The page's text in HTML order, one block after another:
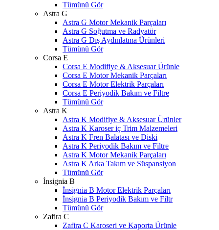
Tümünü Gör
Astra G
Astra G Motor Mekanik Parçaları
Astra G Soğutma ve Radyatör
Astra G Dış Aydınlatma Ürünleri
Tümünü Gör
Corsa E
Corsa E Modifiye & Aksesuar Ürünle
Corsa E Motor Mekanik Parçaları
Corsa E Motor Elektrik Parçaları
Corsa E Periyodik Bakım ve Filtre
Tümünü Gör
Astra K
Astra K Modifiye & Aksesuar Ürünler
Astra K Karoser iç Trim Malzemeleri
Astra K Fren Balatası ve Diski
Astra K Periyodik Bakım ve Filtre
Astra K Motor Mekanik Parçaları
Astra K Arka Takım ve Süspansiyon
Tümünü Gör
İnsignia B
İnsignia B Motor Elektrik Parçaları
İnsignia B Periyodik Bakım ve Filtr
Tümünü Gör
Zafira C
Zafira C Karoseri ve Kaporta Ürünle